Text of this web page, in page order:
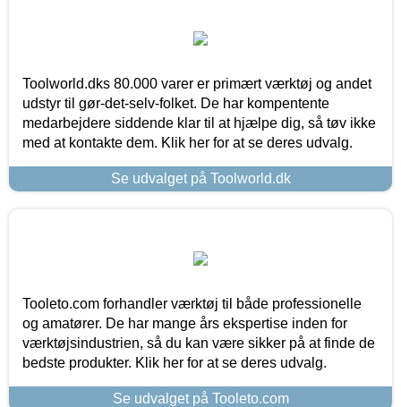
Toolworld.dks 80.000 varer er primært værktøj og andet
udstyr til gør-det-selv-folket. De har kompentente
medarbejdere siddende klar til at hjælpe dig, så tøv ikke
med at kontakte dem. Klik her for at se deres udvalg.
Se udvalget på Toolworld.dk
Tooleto.com forhandler værktøj til både professionelle
og amatører. De har mange års ekspertise inden for
værktøjsindustrien, så du kan være sikker på at finde de
bedste produkter. Klik her for at se deres udvalg.
Se udvalget på Tooleto.com